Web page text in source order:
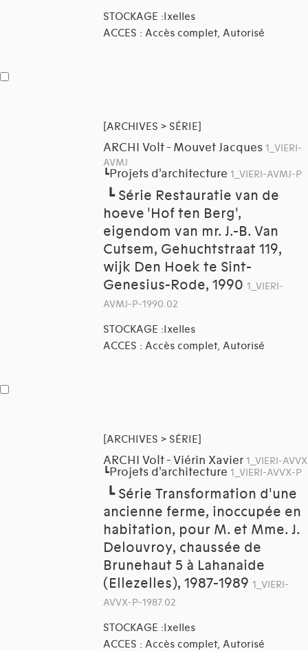
STOCKAGE :Ixelles
ACCES : Accès complet, Autorisé
[ARCHIVES > SÉRIE]
ARCHI Volt - Mouvet Jacques 1_VIERI-
AVMJ
┗Projets d'architecture 1_VIERI-AVMJ-P
┗ Série Restauratie van de
hoeve 'Hof ten Berg',
eigendom van mr. J.-B. Van
Cutsem, Gehuchtstraat 119,
wijk Den Hoek te Sint-
Genesius-Rode, 1990 1_VIERI-
AVMJ-P-1990.02
STOCKAGE :Ixelles
ACCES : Accès complet, Autorisé
[ARCHIVES > SÉRIE]
ARCHI Volt - Viérin Xavier 1_VIERI-AVVX
┗Projets d'architecture 1_VIERI-AVVX-P
┗ Série Transformation d'une
ancienne ferme, inoccupée en
habitation, pour M. et Mme. J.
Delouvroy, chaussée de
Brunehaut 5 à Lahanaide
(Ellezelles), 1987-1989 1_VIERI-
AVVX-P-1987.02
STOCKAGE :Ixelles
ACCES : Accès complet, Autorisé